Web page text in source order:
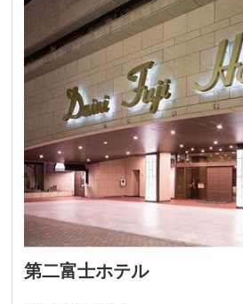
第二富士ホテル